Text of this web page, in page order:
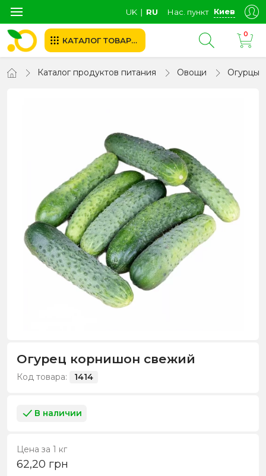
UK ∣ RU Нас. пункт Киев
КАТАЛОГ ТОВАРОВ
0
Каталог продуктов питания Овощи Огурцы
Огурец корнишон свежий
Код товара: 1414
В наличии
Цена за 1 кг
62,20 грн